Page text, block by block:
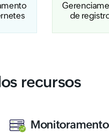
de
recursos